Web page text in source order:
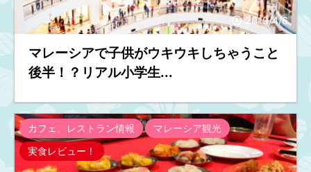
2019/4/6
マレーシアで子供がウキウキしちゃうこと
後半！？リアル小学生...
カフェ、レストラン情報
マレーシア観光
実食レビュー！